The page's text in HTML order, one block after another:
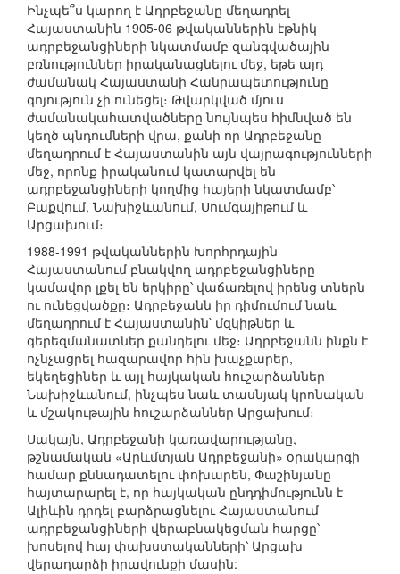
Ինչպե՞ս կարող է Ադրբեջանը մեղադրել
Հայաստանին 1905-06 թվականներին էթնիկ
ադրբեջանցիների նկատմամբ զանգվածային
բռնություններ իրականացնելու մեջ, եթե այդ
ժամանակ Հայաստանի Հանրապետությունը
գոյություն չի ունեցել։ Թվարկված մյուս
ժամանակահատվածները նույնպես հիմնված են
կեղծ պնդումների վրա, քանի որ Ադրբեջանը
մեղադրում է Հայաստանին այն վայրագությունների
մեջ, որոնք իրականում կատարվել են
ադրբեջանցիների կողմից հայերի նկատմամբ՝
Բաքվում, Նախիջևանում, Սումգայիթում և
Արցախում։
1988-1991 թվականներին Խորհրդային
Հայաստանում բնակվող ադրբեջանցիները
կամավոր լքել են երկիրը՝ վաճառելով իրենց տներն
ու ունեցվածքը։ Ադրբեջանն իր դիմումում նաև
մեղադրում է Հայաստանին՝ մզկիթներ և
գերեզմանատներ քանդելու մեջ։ Ադրբեջանն ինքն է
ոչնչացրել հազարավոր հին խաչքարեր,
եկեղեցիներ և այլ հայկական հուշարձաններ
Նախիջևանում, ինչպես նաև տասնյակ կրոնական
և մշակութային հուշարձաններ Արցախում։
Սակայն, Ադրբեջանի կառավարությանը,
թշնամական «Արևմտյան Ադրբեջանի» օրակարգի
համար քննադատելու փոխարեն, Փաշինյանը
հայտարարել է, որ հայկական ընդդիմությունն է
Ալիևին դրդել բարձրացնելու Հայաստանում
ադրբեջանցիների վերաբնակեցման հարցը՝
խոսելով հայ փախստականների՝ Արցախ
վերադարձի իրավունքի մասին: